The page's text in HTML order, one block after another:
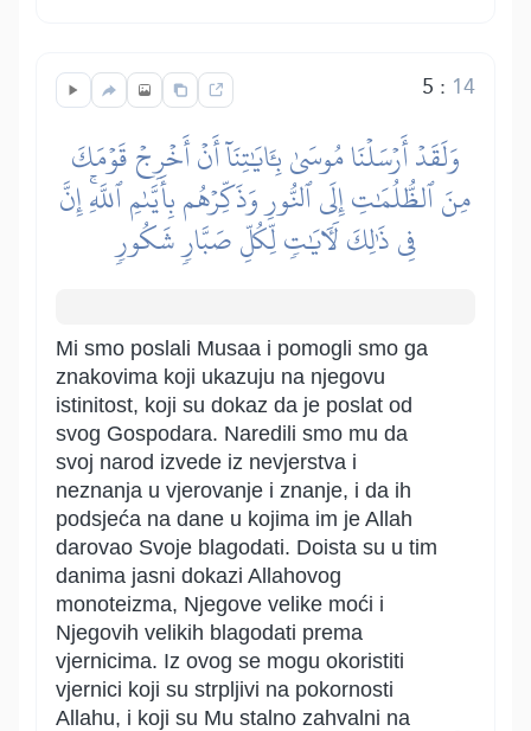
5 : 14
وَلَقَدۡ أَرۡسَلۡنَا مُوسَىٰ بِـَٔايَٰتِنَآ أَنۡ أَخۡرِجۡ قَوۡمَكَ
مِنَ ٱلظُّلُمَٰتِ إِلَى ٱلنُّورِ وَذَكِّرۡهُم بِأَيَّىٰمِ ٱللَّهِۚ إِنَّ
فِي ذَٰلِكَ لَأٓيَٰتٖ لِّكُلِّ صَبَّارٖ شَكُورٖ
Mi smo poslali Musaa i pomogli smo ga
znakovima koji ukazuju na njegovu
istinitost, koji su dokaz da je poslat od
svog Gospodara. Naredili smo mu da
svoj narod izvede iz nevjerstva i
neznanja u vjerovanje i znanje, i da ih
podsjeća na dane u kojima im je Allah
darovao Svoje blagodati. Doista su u tim
danima jasni dokazi Allahovog
monoteizma, Njegove velike moći i
Njegovih velikih blagodati prema
vjernicima. Iz ovog se mogu okoristiti
vjernici koji su strpljivi na pokornosti
Allahu, i koji su Mu stalno zahvalni na